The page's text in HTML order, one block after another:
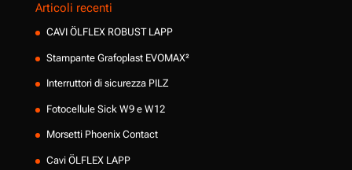
Articoli recenti
CAVI ÖLFLEX ROBUST LAPP
Stampante Grafoplast EVOMAX²
Interruttori di sicurezza PILZ
Fotocellule Sick W9 e W12
Morsetti Phoenix Contact
Cavi ÖLFLEX LAPP